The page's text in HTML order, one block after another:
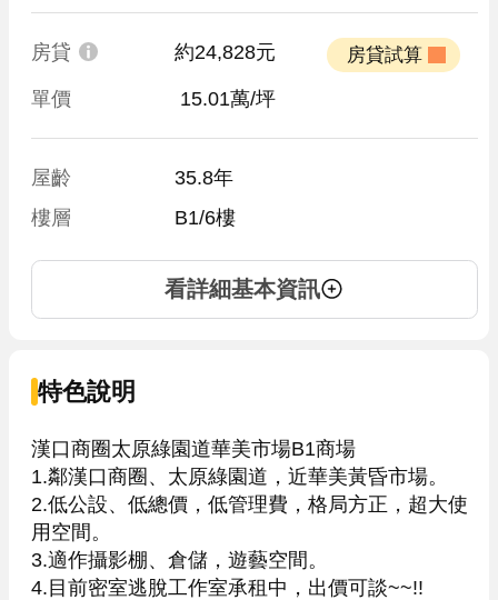
房貸 約24,828元
單價 15.01萬/坪
屋齡
35.8年
樓層
B1/6樓
看詳細基本資訊
特色說明
漢口商圈太原綠園道華美市場B1商場
1.鄰漢口商圈、太原綠園道，近華美黃昏市場。
2.低公設、低總價，低管理費，格局方正，超大使
用空間。
3.適作攝影棚、倉儲，遊藝空間。
4.目前密室逃脫工作室承租中，出價可談~~!!